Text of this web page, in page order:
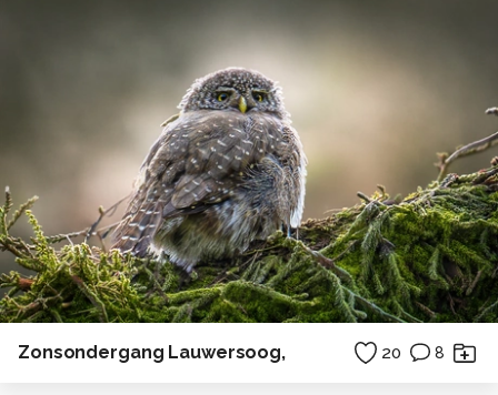
Zonsondergang Lauwersoog, 20 8